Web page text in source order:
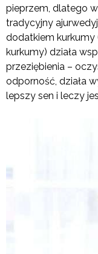
pieprzem, dlatego
tradycyjny
dodatkiem kurkumy
kurkumy) działa
przeziębienia –
odporność, działa
lepszy sen i leczy